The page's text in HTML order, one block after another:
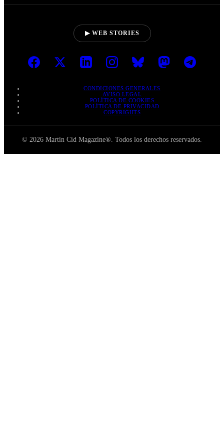
▶ WEB STORIES
CONDICIONES GENERALES
AVISO LEGAL
POLÍTICA DE COOKIES
POLÍTICA DE PRIVACIDAD
COPYRIGHTS
© 2026 Martin Cid Magazine®. Todos los derechos reservados.